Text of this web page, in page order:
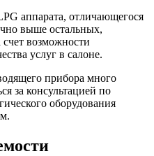
аппарата, отличающегося
выше остальных,
возможности
услуг в салоне.
прибора много
за консультацией по
оборудования